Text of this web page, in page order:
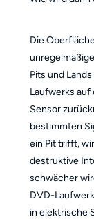
Die
Pits und
Laufwerks auf
Sensor
bestimmten
ein Pit trifft,
destruktive
schwächer
DVD-
in elektrische